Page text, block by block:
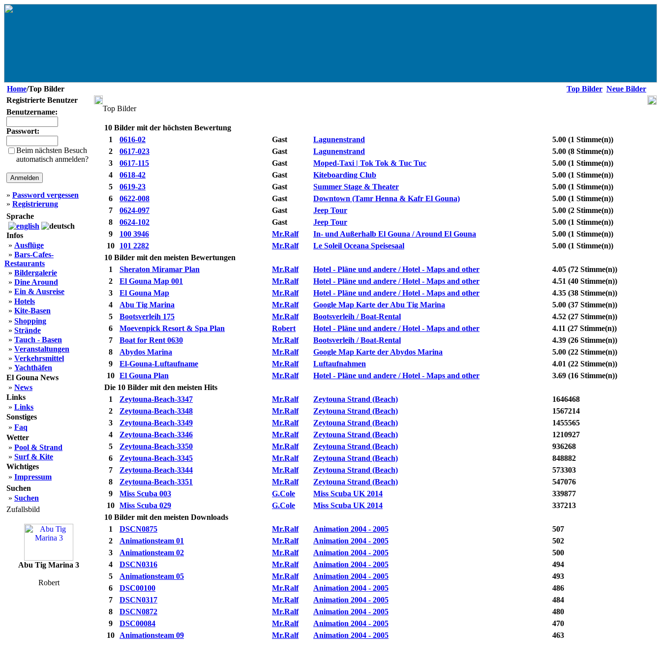
Home/Top Bilder Top Bilder Neue Bilder
Registrierte Benutzer
Benutzername:
Passwort:
Beim nächsten Besuch
automatisch anmelden?
» Password vergessen
» Registrierung
Sprache
Infos
» Ausflüge
» Bars-Cafes-
Restaurants
» Bildergalerie
» Dine Around
» Ein & Ausreise
» Hotels
» Kite-Basen
» Shopping
» Strände
» Tauch - Basen
» Veranstaltungen
» Verkehrsmittel
» Yachthäfen
El Gouna News
» News
Links
» Links
Sonstiges
» Faq
Wetter
» Pool & Strand
» Surf & Kite
Wichtiges
» Impressum
Suchen
» Suchen
Zufallsbild
Abu Tig Marina 3
Robert
Top Bilder
10 Bilder mit der höchsten Bewertung
1
0616-02 Gast Lagunenstrand 5.00 (1 Stimme(n))
2
0617-023 Gast Lagunenstrand 5.00 (8 Stimme(n))
3
0617-115 Gast Moped-Taxi | Tok Tok & Tuc Tuc 5.00 (1 Stimme(n))
4
0618-42 Gast Kiteboarding Club 5.00 (1 Stimme(n))
5
0619-23 Gast Summer Stage & Theater 5.00 (1 Stimme(n))
6
0622-008 Gast Downtown (Tamr Henna & Kafr El Gouna) 5.00 (1 Stimme(n))
7
0624-097 Gast Jeep Tour 5.00 (2 Stimme(n))
8
0624-102 Gast Jeep Tour 5.00 (1 Stimme(n))
9
100 3946 Mr.Ralf In- und Außerhalb El Gouna / Around El Gouna 5.00 (1 Stimme(n))
10
101 2282 Mr.Ralf Le Soleil Oceana Speisesaal 5.00 (1 Stimme(n))
10 Bilder mit den meisten Bewertungen
1
Sheraton Miramar Plan Mr.Ralf Hotel - Pläne und andere / Hotel - Maps and other 4.05 (72 Stimme(n))
2
El Gouna Map 001 Mr.Ralf Hotel - Pläne und andere / Hotel - Maps and other 4.51 (40 Stimme(n))
3
El Gouna Map Mr.Ralf Hotel - Pläne und andere / Hotel - Maps and other 4.35 (38 Stimme(n))
4
Abu Tig Marina Mr.Ralf Google Map Karte der Abu Tig Marina 5.00 (37 Stimme(n))
5
Bootsverleih 175 Mr.Ralf Bootsverleih / Boat-Rental 4.52 (27 Stimme(n))
6
Moevenpick Resort & Spa Plan Robert Hotel - Pläne und andere / Hotel - Maps and other 4.11 (27 Stimme(n))
7
Boat for Rent 0630 Mr.Ralf Bootsverleih / Boat-Rental 4.39 (26 Stimme(n))
8
Abydos Marina Mr.Ralf Google Map Karte der Abydos Marina 5.00 (22 Stimme(n))
9
El-Gouna-Luftaufname Mr.Ralf Luftaufnahmen 4.01 (22 Stimme(n))
10
El Gouna Plan Mr.Ralf Hotel - Pläne und andere / Hotel - Maps and other 3.69 (16 Stimme(n))
Die 10 Bilder mit den meisten Hits
1
Zeytouna-Beach-3347 Mr.Ralf Zeytouna Strand (Beach)
1646468
2
Zeytouna-Beach-3348 Mr.Ralf Zeytouna Strand (Beach)
1567214
3
Zeytouna-Beach-3349 Mr.Ralf Zeytouna Strand (Beach)
1455565
4
Zeytouna-Beach-3346 Mr.Ralf Zeytouna Strand (Beach)
1210927
5
Zeytouna-Beach-3350 Mr.Ralf Zeytouna Strand (Beach)
936268
6
Zeytouna-Beach-3345 Mr.Ralf Zeytouna Strand (Beach)
848882
7
Zeytouna-Beach-3344 Mr.Ralf Zeytouna Strand (Beach)
573303
8
Zeytouna-Beach-3351 Mr.Ralf Zeytouna Strand (Beach)
547076
9
Miss Scuba 003 G.Cole Miss Scuba UK 2014
339877
10
Miss Scuba 029 G.Cole Miss Scuba UK 2014
337213
10 Bilder mit den meisten Downloads
1
DSCN0875 Mr.Ralf Animation 2004 - 2005
507
2
Animationsteam 01 Mr.Ralf Animation 2004 - 2005
502
3
Animationsteam 02 Mr.Ralf Animation 2004 - 2005
500
4
DSCN0316 Mr.Ralf Animation 2004 - 2005
494
5
Animationsteam 05 Mr.Ralf Animation 2004 - 2005
493
6
DSC00100 Mr.Ralf Animation 2004 - 2005
486
7
DSCN0317 Mr.Ralf Animation 2004 - 2005
484
8
DSCN0872 Mr.Ralf Animation 2004 - 2005
480
9
DSC00084 Mr.Ralf Animation 2004 - 2005
470
10
Animationsteam 09 Mr.Ralf Animation 2004 - 2005 463